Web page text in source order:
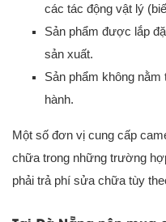
các tác động vật lý
Sản phẩm được lắp
sản xuất.
Sản phẩm không
hành.
Một số đơn vị cung cấp
chữa trong những trường
phải trả phí sửa chữa tùy